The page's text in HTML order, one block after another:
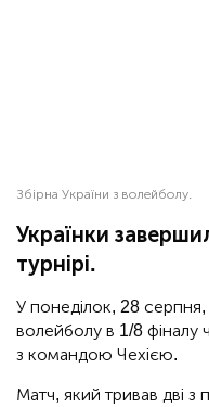
Збірна України з волейболу.
Українки
турнірі.
У понеділок, 28 серпня,
волейболу в 1/8 фіналу
з командою Чехією.
Матч, який тривав дві